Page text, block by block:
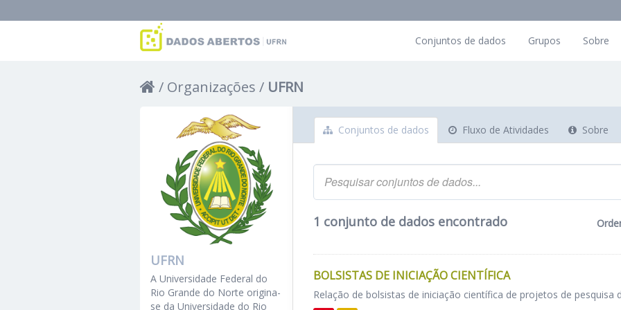
Conjuntos de dados Grupos Sobre
Organizações UFRN
Conjuntos de dados Fluxo de Atividades Sobre
1 conjunto de dados encontrado
BOLSISTAS DE INICIAÇÃO CIENTÍFICA
Relação de bolsistas de iniciação científica de projetos de pesquisa
UFRN
A Universidade Federal do
Rio Grande do Norte origina-
se da Universidade do Rio